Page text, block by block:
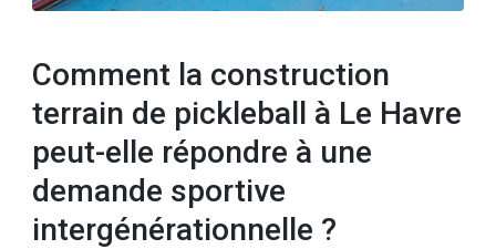
Comment la construction
terrain de pickleball à Le Havre
peut-elle répondre à une
demande sportive
intergénérationnelle ?